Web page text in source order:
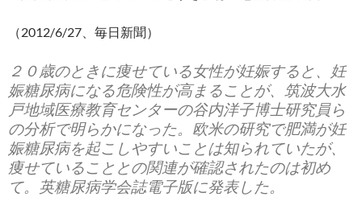
（2012/6/27、毎日新聞）
２０歳のときに痩せている女性が妊娠すると、妊
娠糖尿病になる危険性が高まることが、筑波大水
戸地域医療教育センターの谷内洋子博士研究員ら
の分析で明らかになった。欧米の研究で肥満が妊
娠糖尿病を起こしやすいことは知られていたが、
痩せていることとの関連が確認されたのは初め
て。英糖尿病学会誌電子版に発表した。